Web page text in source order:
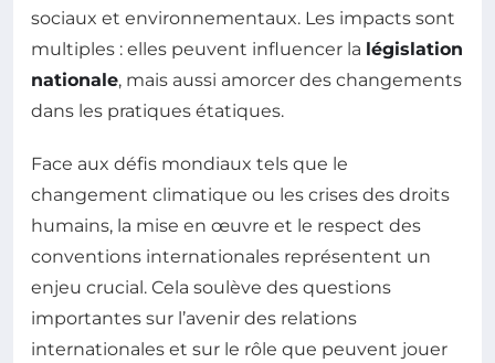
sociaux et environnementaux. Les impacts sont
multiples : elles peuvent influencer la législation
nationale, mais aussi amorcer des changements
dans les pratiques étatiques.
Face aux défis mondiaux tels que le
changement climatique ou les crises des droits
humains, la mise en œuvre et le respect des
conventions internationales représentent un
enjeu crucial. Cela soulève des questions
importantes sur l’avenir des relations
internationales et sur le rôle que peuvent jouer